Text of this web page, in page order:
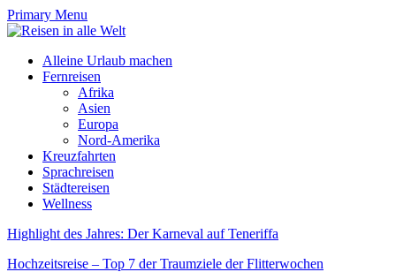
Primary Menu
Alleine Urlaub machen
Fernreisen
Afrika
Asien
Europa
Nord-Amerika
Kreuzfahrten
Sprachreisen
Städtereisen
Wellness
Highlight des Jahres: Der Karneval auf Teneriffa
Hochzeitsreise – Top 7 der Traumziele der Flitterwochen